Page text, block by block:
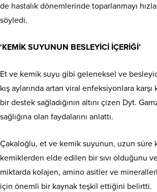
de hastalık dönemlerinde toparlanmayı
söyledi.
‘KEMİK SUYUNUN BESLEYİCİ İÇERİĞİ’
Et ve kemik suyu gibi geleneksel ve
kış aylarında artan viral enfeksiyonlara
bir destek sağladığının altını çizen Dyt.
sağlığına olan faydalarını anlattı.
Çakaloğlu, et ve kemik suyunun, uzun süre
kemiklerden elde edilen bir sıvı olduğunu
miktarda kolajen, amino asitler ve
için önemli bir kaynak teşkil ettiğini belirtti.